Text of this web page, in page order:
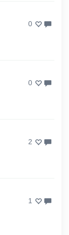
0
0
2
1